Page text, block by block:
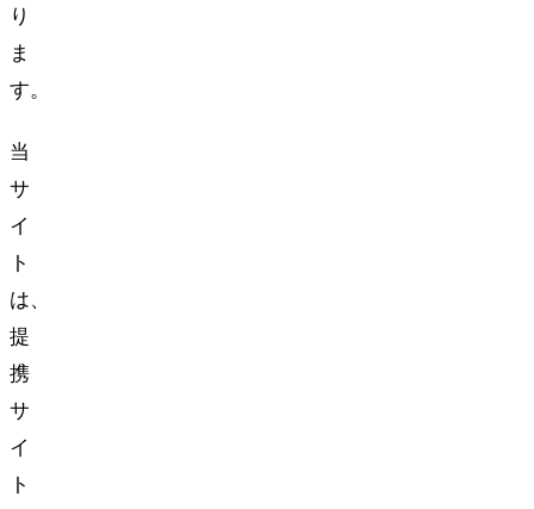
り
ま
す。
当
サ
イ
ト
は、
提
携
サ
イ
ト